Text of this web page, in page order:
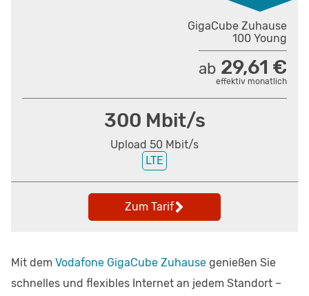
GigaCube Zuhause
100 Young
ab 29,61 €
effektiv monatlich
300 Mbit/s
Upload 50 Mbit/s
LTE
Zum Tarif
Mit dem Vodafone GigaCube Zuhause genießen Sie
schnelles und flexibles Internet an jedem Standort –